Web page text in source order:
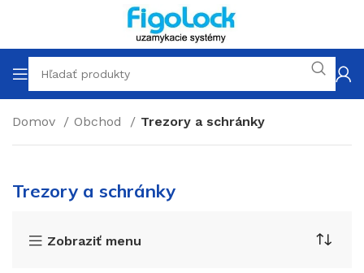
Domov Obchod Trezory a schránky
Trezory a schránky
Zobraziť menu